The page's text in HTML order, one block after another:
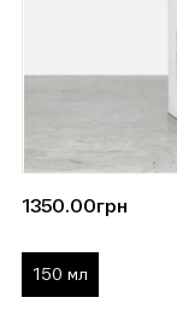
1350.00грн
150 мл